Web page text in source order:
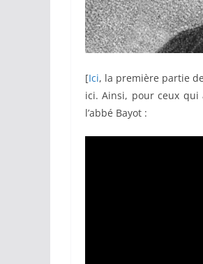
[Ici, la première partie
ici. Ainsi, pour ceux qui
l’abbé Bayot :